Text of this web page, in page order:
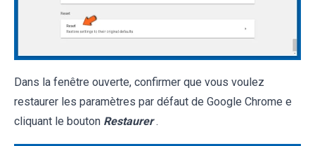
Dans la fenêtre ouverte, confirmer que vous voulez
restaurer les paramètres par défaut de Google Chrome e
cliquant le bouton Restaurer .